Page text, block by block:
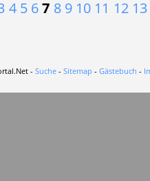
4 5 67 8 9 10 11 12 13
- Suche - Sitemap - Gästebuch -